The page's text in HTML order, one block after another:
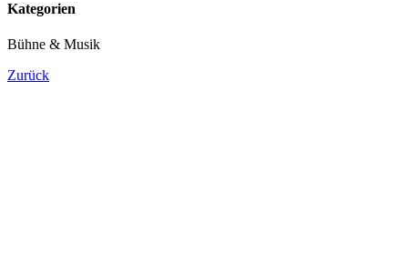
Kategorien
Bühne & Musik
Zurück